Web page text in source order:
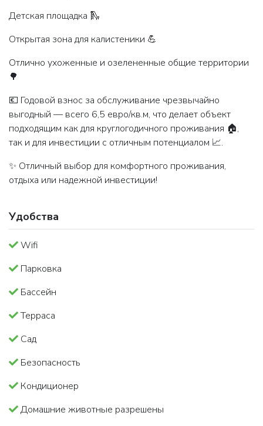
Детская площадка 🛝
Открытая зона для калистеники 💪
Отлично ухоженные и озелененные общие территории
🌳
💶 Годовой взнос за обслуживание чрезвычайно
выгодный — всего 6,5 евро/кв.м, что делает объект
подходящим как для круглогодичного проживания 🏠,
так и для инвестиции с отличным потенциалом 📈.
✨ Отличный выбор для комфортного проживания,
отдыха или надежной инвестиции!
Удобства
Wifi
Парковка
Бассейн
Терраса
Сад
Безопасность
Кондиционер
Домашние животные разрешены